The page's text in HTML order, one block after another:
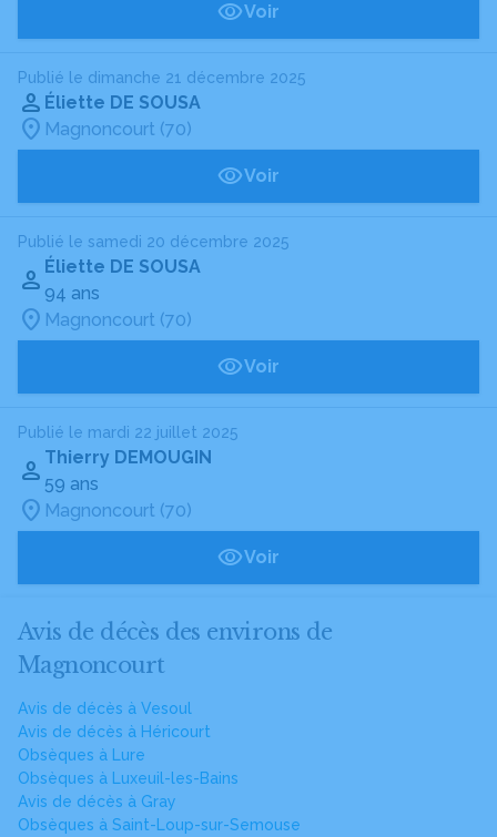
Voir
Publié le dimanche 21 décembre 2025
Éliette DE SOUSA
Magnoncourt (70)
Voir
Publié le samedi 20 décembre 2025
Éliette DE SOUSA
94 ans
Magnoncourt (70)
Voir
Publié le mardi 22 juillet 2025
Thierry DEMOUGIN
59 ans
Magnoncourt (70)
Voir
Avis de décès des environs de
Magnoncourt
Avis de décès à Vesoul
Avis de décès à Héricourt
Obsèques à Lure
Obsèques à Luxeuil-les-Bains
Avis de décès à Gray
Obsèques à Saint-Loup-sur-Semouse